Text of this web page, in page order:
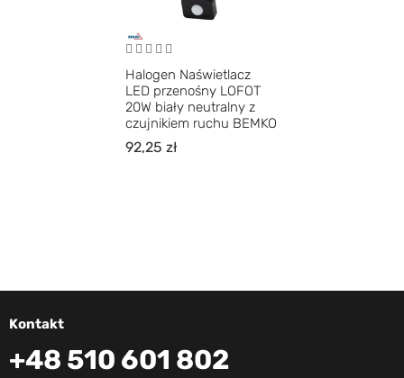
Halogen Naświetlacz
LED przenośny LOFOT
20W biały neutralny z
czujnikiem ruchu BEMKO
92,25zł
Kontakt
+48 510 601 802